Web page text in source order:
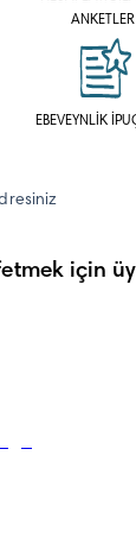
ANKETLER
EBEVEYNLİK
için